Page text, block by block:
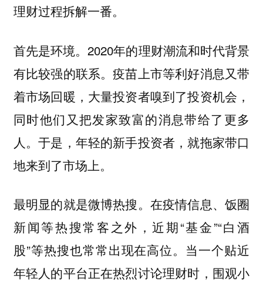
理财过程拆解一番。
首先是环境。2020年的理财潮流和时代背景
有比较强的联系。疫苗上市等利好消息又带
着市场回暖，大量投资者嗅到了投资机会，
同时他们又把发家致富的消息带给了更多
人。于是，年轻的新手投资者，就拖家带口
地来到了市场上。
最明显的就是微博热搜。在疫情信息、饭圈
新闻等热搜常客之外，近期“基金”“白酒
股”等热搜也常常出现在高位。当一个贴近
年轻人的平台正在热烈讨论理财时，围观小